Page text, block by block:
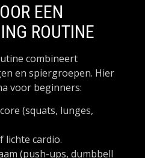
EEN
ROUTINE
combineert
en spiergroepen. Hier
voor beginners:
(squats, lunges,
lichte cardio.
(push-ups, dumbbell